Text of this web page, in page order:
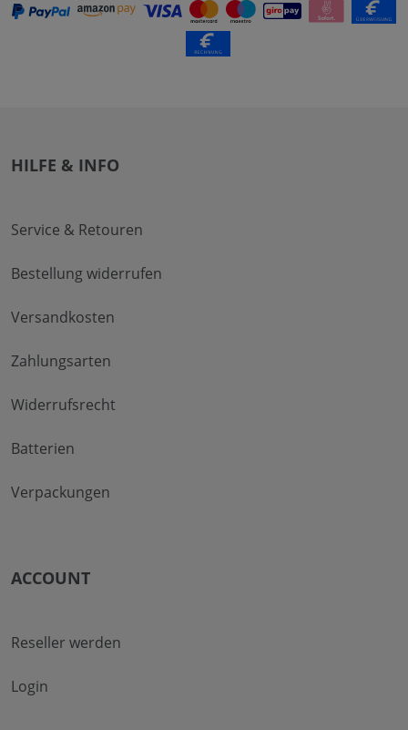
HILFE & INFO
Service & Retouren
Bestellung widerrufen
Versandkosten
Zahlungsarten
Widerrufsrecht
Batterien
Verpackungen
ACCOUNT
Reseller werden
Login